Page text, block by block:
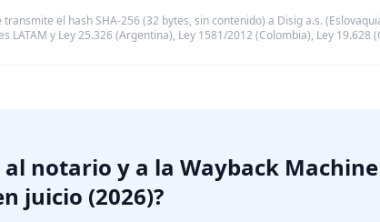
el hash SHA-256 (32 bytes, sin contenido) a Disig a.s.
y Ley 25.326 (Argentina), Ley 1581/2012 (Colombia), Ley 19.628
notario y a la Wayback Machine
juicio (2026)?